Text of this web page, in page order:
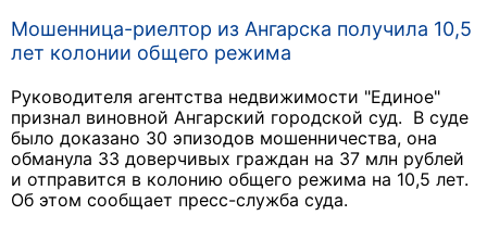
Мошенница-риелтор из Ангарска получила 10,5
лет колонии общего режима
Руководителя агентства недвижимости "Единое"
признал виновной Ангарский городской суд. В суде
было доказано 30 эпизодов мошенничества, она
обманула 33 доверчивых граждан на 37 млн рублей
и отправится в колонию общего режима на 10,5 лет.
Об этом сообщает пресс-служба суда.